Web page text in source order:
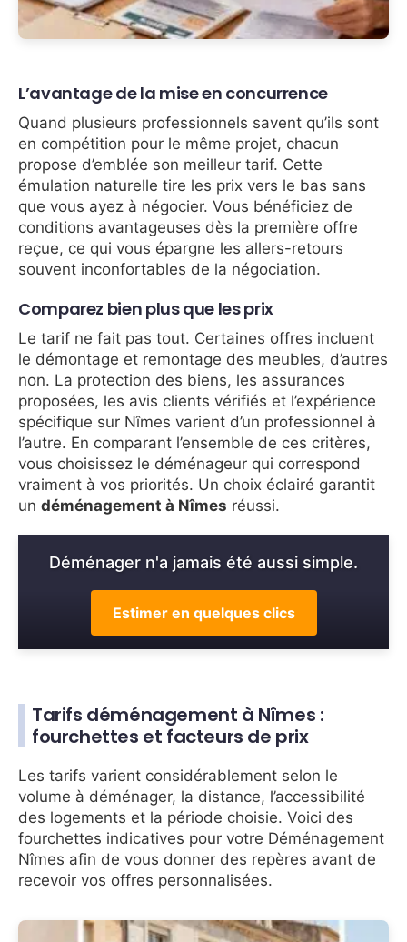
L’avantage de la mise en concurrence
Quand plusieurs professionnels savent qu’ils sont
en compétition pour le même projet, chacun
propose d’emblée son meilleur tarif. Cette
émulation naturelle tire les prix vers le bas sans
que vous ayez à négocier. Vous bénéficiez de
conditions avantageuses dès la première offre
reçue, ce qui vous épargne les allers-retours
souvent inconfortables de la négociation.
Comparez bien plus que les prix
Le tarif ne fait pas tout. Certaines offres incluent
le démontage et remontage des meubles, d’autres
non. La protection des biens, les assurances
proposées, les avis clients vérifiés et l’expérience
spécifique sur Nîmes varient d’un professionnel à
l’autre. En comparant l’ensemble de ces critères,
vous choisissez le déménageur qui correspond
vraiment à vos priorités. Un choix éclairé garantit
un déménagement à Nîmes réussi.
Déménager n'a jamais été aussi simple.
Estimer en quelques clics
Tarifs déménagement à Nîmes :
fourchettes et facteurs de prix
Les tarifs varient considérablement selon le
volume à déménager, la distance, l’accessibilité
des logements et la période choisie. Voici des
fourchettes indicatives pour votre Déménagement
Nîmes afin de vous donner des repères avant de
recevoir vos offres personnalisées.